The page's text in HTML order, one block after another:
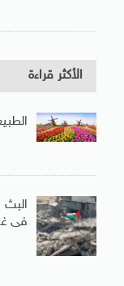
الأكثر قراءة
البث
فى